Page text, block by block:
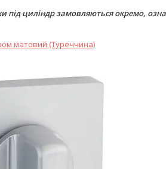
під циліндр замовляються окремо,
матовий (Туреччина)